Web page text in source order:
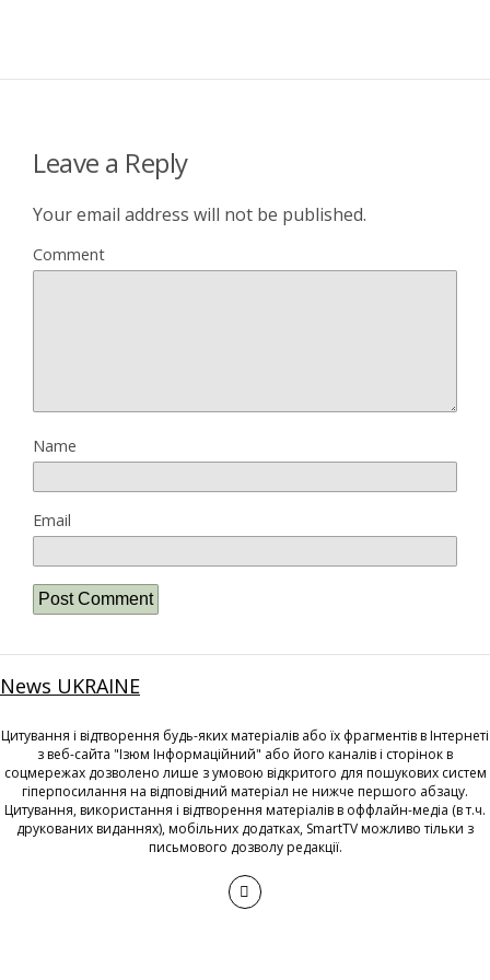
Leave a Reply
Your email address will not be published.
Comment
Name
Email
News UKRAINE
Цитування і відтворення будь-яких матеріалів або їх фрагментів в Інтернеті
з веб-сайта "Ізюм Інформаційний" або його каналів і сторінок в
соцмережах дозволено лише з умовою відкритого для пошукових систем
гіперпосилання на відповідний матеріал не нижче першого абзацу.
Цитування, використання і відтворення матеріалів в оффлайн-медіа (в т.ч.
друкованих виданнях), мобільних додатках, SmartTV можливо тільки з
письмового дозволу редакції.